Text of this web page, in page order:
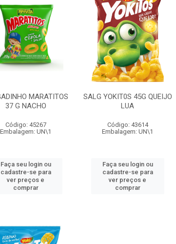
MARATITOS
37 G NACHO
Código: 45267
Embalagem: UN\1
Faça seu login ou
cadastre-se para
ver preços e
comprar
SALG YOKIT0S 45G QUEIJO
LUA
Código: 43614
Embalagem: UN\1
Faça seu login ou
cadastre-se para
ver preços e
comprar